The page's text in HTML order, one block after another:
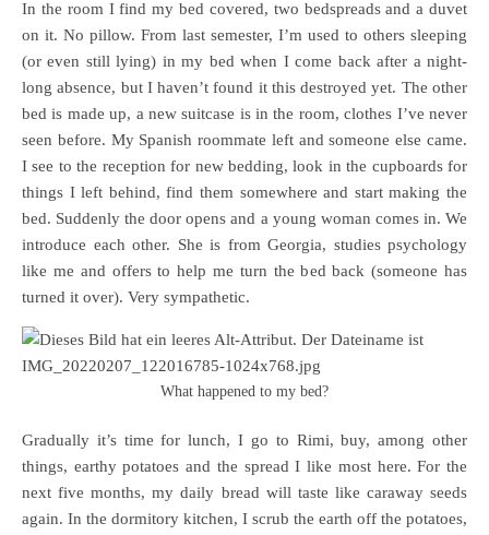
In the room I find my bed covered, two bedspreads and a duvet
on it. No pillow. From last semester, I’m used to others sleeping
(or even still lying) in my bed when I come back after a night-
long absence, but I haven’t found it this destroyed yet. The other
bed is made up, a new suitcase is in the room, clothes I’ve never
seen before. My Spanish roommate left and someone else came.
I see to the reception for new bedding, look in the cupboards for
things I left behind, find them somewhere and start making the
bed. Suddenly the door opens and a young woman comes in. We
introduce each other. She is from Georgia, studies psychology
like me and offers to help me turn the bed back (someone has
turned it over). Very sympathetic.
What happened to my bed?
Gradually it’s time for lunch, I go to Rimi, buy, among other
things, earthy potatoes and the spread I like most here. For the
next five months, my daily bread will taste like caraway seeds
again. In the dormitory kitchen, I scrub the earth off the potatoes,